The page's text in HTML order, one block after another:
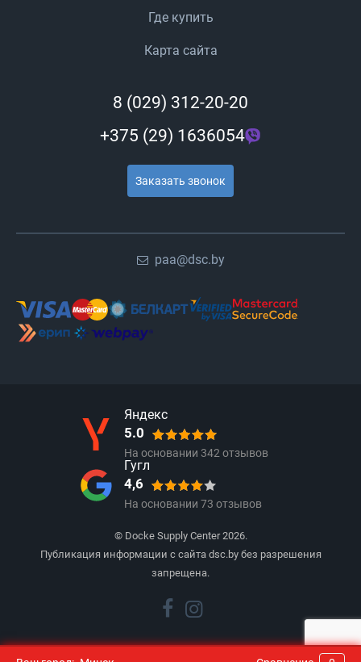
Где купить
Карта сайта
8 (029) 312-20-20
+375 (29) 1636054
Заказать звонок
paa@dsc.by
Яндекс
5.0
На основании 342отзывов
Гугл
4,6
На основании 73 отзывов
© Docke Supply Center 2026.
Публикация информации с сайта dsc.by без разрешения
запрещена.